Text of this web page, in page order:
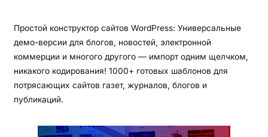
Простой конструктор сайтов WordPress: Универсальные
демо-версии для блогов, новостей, электронной
коммерции и многого другого — импорт одним щелчком,
никакого кодирования! 1000+ готовых шаблонов для
потрясающих сайтов газет, журналов, блогов и
публикаций.